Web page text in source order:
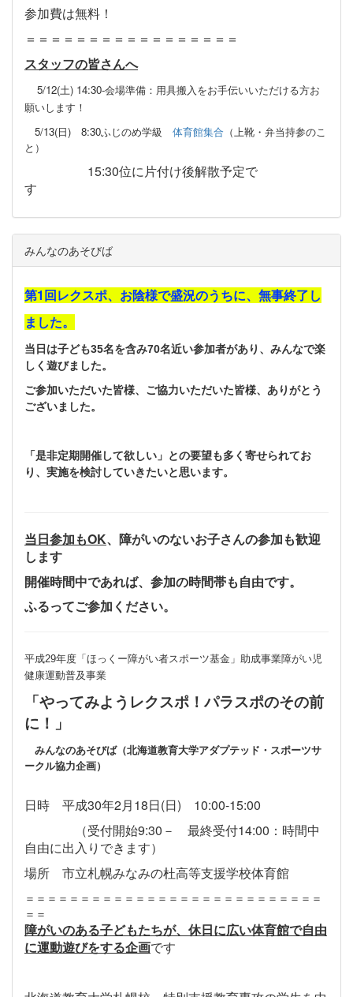
参加費は無料！
＝＝＝＝＝＝＝＝＝＝＝＝＝＝＝＝＝
スタッフの皆さんへ
5/12(土) 14:30-会場準備：用具搬入をお手伝いいただける方お
願いします！
5/13(日) 8:30ふじのめ学級 体育館集合 （上靴・弁当持参のこ
と）
15:30位に片付け後解散予定で
す
みんなのあそびば
第1回レクスポ、お陰様で盛況のうちに、無事終了し
ました。
当日は子ども35名を含み70名近い参加者があり、みんなで楽
しく遊びました。
ご参加いただいた皆様、ご協力いただいた皆様、ありがとう
ございました。
「是非定期開催して欲しい」との要望も多く寄せられてお
り、実施を検討していきたいと思います。
当日参加もOK、障がいのないお子さんの参加も歓迎
します
開催時間中であれば、参加の時間帯も自由です。
ふるってご参加ください。
平成29年度「ほっくー障がい者スポーツ基金」助成事業障がい児
健康運動普及事業
「やってみようレクスポ！パラスポのその前
に！」
みんなのあそびば（北海道教育大学アダプテッド・スポーツサ
ークル協力企画）
日時 平成30年2月18日(日) 10:00-15:00
（受付開始9:30－ 最終受付14:00：時間中
自由に出入りできます）
場所 市立札幌みなみの杜高等支援学校体育館
＝＝＝＝＝＝＝＝＝＝＝＝＝＝＝＝＝＝＝＝＝＝＝＝＝＝＝
＝＝
障がいのある子どもたちが、休日に広い体育館で自由
に運動遊びをする企画です